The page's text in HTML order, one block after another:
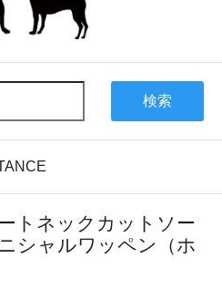
検索
トネックカットソー
シャルワッペン（ホ